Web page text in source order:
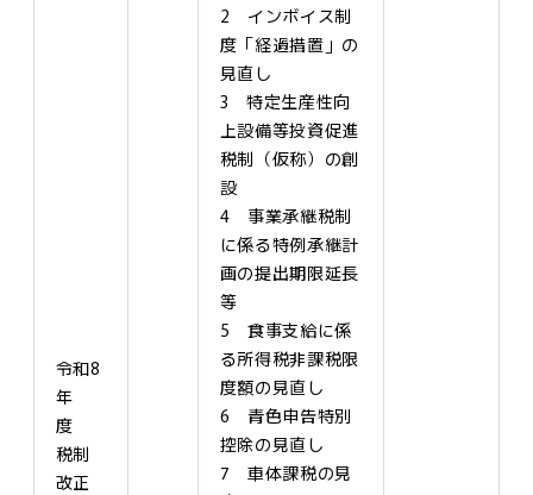
令和8
年
度
税制
改正
2 インボイス制
度「経過措置」の
見直し
3 特定生産性向
上設備等投資促進
税制（仮称）の創
設
4 事業承継税制
に係る特例承継計
画の提出期限延長
等
5 食事支給に係
る所得税非課税限
度額の見直し
6 青色申告特別
控除の見直し
7 車体課税の見